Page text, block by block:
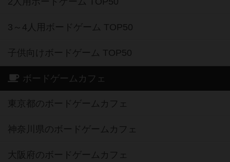
3～4人用ボードゲーム TOP50
子供向けボードゲーム TOP50
ボードゲームカフェ
東京都のボードゲームカフェ
神奈川県のボードゲームカフェ
大阪府のボードゲームカフェ